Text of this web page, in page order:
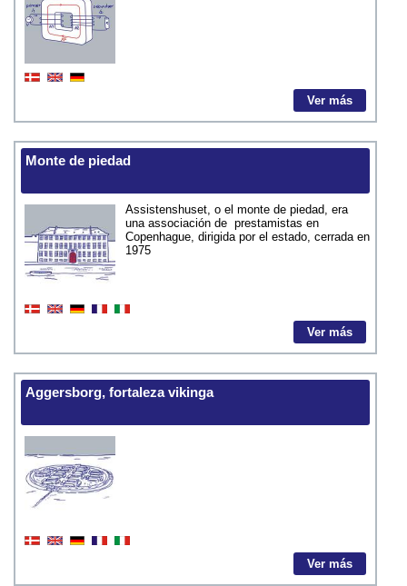
Ver más
Monte de piedad
Assistenshuset, o el monte de piedad, era
una associación de prestamistas en
Copenhague, dirigida por el estado, cerrada en
1975
Ver más
Aggersborg, fortaleza vikinga
Ver más